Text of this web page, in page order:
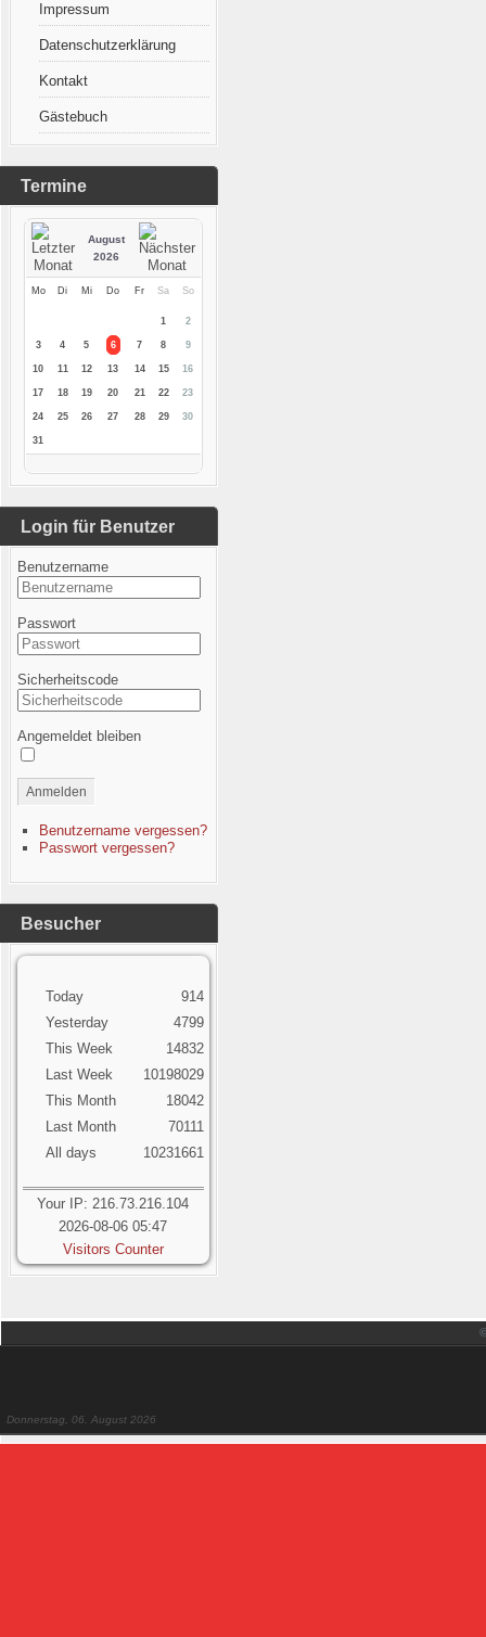
Impressum
Datenschutzerklärung
Kontakt
Gästebuch
Termine
August
2026
Mo Di Mi Do Fr Sa So
1 2
3 4 5 6 7 8 9
10 11 12 13 14 15 16
17 18 19 20 21 22 23
24 25 26 27 28 29 30
31
Login für Benutzer
Benutzername
Passwort
Sicherheitscode
Angemeldet bleiben
Anmelden
Benutzername vergessen?
Passwort vergessen?
Besucher
Today
Yesterday
This Week
Last Week
This Month
Last Month
All days
914
4799
14832
10198029
18042
70111
10231661
Your IP: 216.73.216.104
2026-08-06 05:47
Visitors Counter
Donnerstag, 06. August 2026